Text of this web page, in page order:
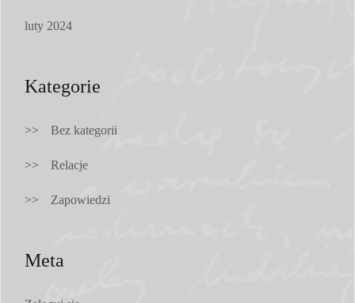
luty 2024
Kategorie
Bez kategorii
Relacje
Zapowiedzi
Meta